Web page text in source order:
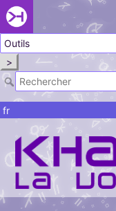
Passer le
menu
Khaganat
Retour
au début
du menu
Khaganat
>
fr